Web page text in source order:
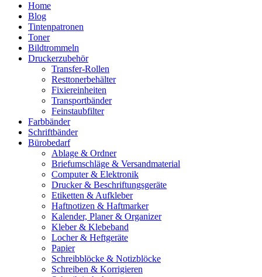
Home
Blog
Tintenpatronen
Toner
Bildtrommeln
Druckerzubehör
Transfer-Rollen
Resttonerbehälter
Fixiereinheiten
Transportbänder
Feinstaubfilter
Farbbänder
Schriftbänder
Bürobedarf
Ablage & Ordner
Briefumschläge & Versandmaterial
Computer & Elektronik
Drucker & Beschriftungsgeräte
Etiketten & Aufkleber
Haftnotizen & Haftmarker
Kalender, Planer & Organizer
Kleber & Klebeband
Locher & Heftgeräte
Papier
Schreibblöcke & Notizblöcke
Schreiben & Korrigieren